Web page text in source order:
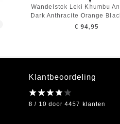
Wandelstok Leki Khumbu
Dark Anthracite Orange
145 cm)
€ 94,95
Klantbeoordeling
8 / 10 door 4457 klanten